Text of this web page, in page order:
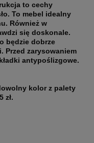
to cechy
To mebel idealny
Również w
się doskonale.
będzie dobrze
Przed zarysowaniem
antypoślizgowe.
kolor z palety
zł.